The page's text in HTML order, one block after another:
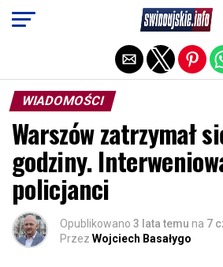
WIADOMOŚCI
Warszów zatrzymał
godziny.
policjanci
Opublikowano 3 lata temu na 7
Przez Wojciech Basałygo
Exit mobile